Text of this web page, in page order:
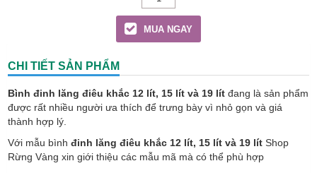
mẫu
bình
đinh
lăng
lít,
15
19
lít
MUA NGAY
CHI TIẾT SẢN PHẨM
Bình đinh lăng điêu khắc 12 lít, 15 lít và 19 lít đang là sản phẩm
được rất nhiều người ưa thích để trưng bày vì nhỏ gọn và giá
thành hợp lý.
Với mẫu bình đinh lăng điêu khắc 12 lít, 15 lít và 19 lít Shop
Rừng Vàng xin giới thiệu các mẫu mã mà có thể phù hợp